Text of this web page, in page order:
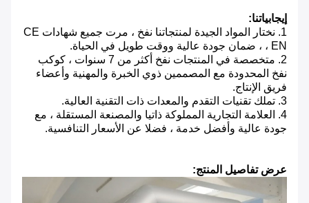
إيجابياتنا:
1. نختار المواد الجيدة لمنتجاتنا نفخ ، مرت جميع شهادات CE
، EN ، ضمان جودة عالية ووقت طويل في الحياة.
2. متخصصة في المنتجات نفخ أكثر من 7 سنوات ، كوكب
نفخ المحدودة مع المصممين ذوي الخبرة والمهنية وأعضاء
فريق الإنتاج.
3. تملك تقنيات التقدم والمعدات ذات التقنية العالية.
4. العلامة التجارية المملوكة ذاتيا والمصنعة المستقلة ، مع
جودة عالية وأفضل خدمة ، فضلا عن الأسعار التنافسية.
عرض تفاصيل المنتج: